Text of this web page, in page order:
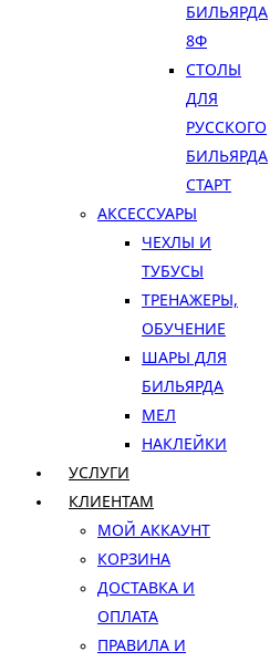
БИЛЬЯРДА
8Ф
СТОЛЫ
ДЛЯ
РУССКОГО
БИЛЬЯРДА
СТАРТ
АКСЕССУАРЫ
ЧЕХЛЫ И
ТУБУСЫ
ТРЕНАЖЕРЫ,
ОБУЧЕНИЕ
ШАРЫ ДЛЯ
БИЛЬЯРДА
МЕЛ
НАКЛЕЙКИ
УСЛУГИ
КЛИЕНТАМ
МОЙ АККАУНТ
КОРЗИНА
ДОСТАВКА И
ОПЛАТА
ПРАВИЛА И